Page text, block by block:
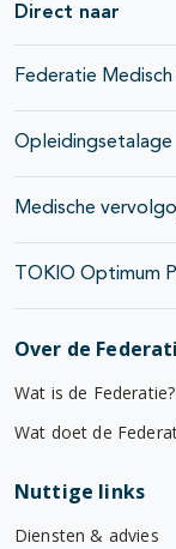
Direct naar
Federatie
Opleidingsetalage
Medische
TOKIO Optimum
Over de
Wat is de Federatie?
Wat doet de
Nuttige links
Diensten & advies